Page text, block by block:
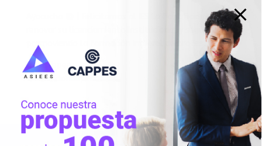
Ayacucho 📚 | Felicitamos al IES La Pontificia por
renovar su licenciamiento institucional y seguir
promoviendo la formación integral de profesionales.
#Asisteperu
#EducacionSuperior